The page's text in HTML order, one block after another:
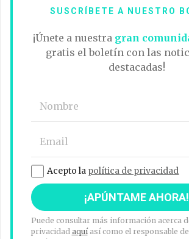
SUSCRÍBETE A NUESTRO
¡Únete a nuestra gran
gratis el boletín con las
destacadas!
Acepto la política de privacidad
Puede consultar más información acerca
privacidad aquíasí como el responsable